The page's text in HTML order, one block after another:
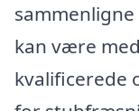
kan være
kvalificerede